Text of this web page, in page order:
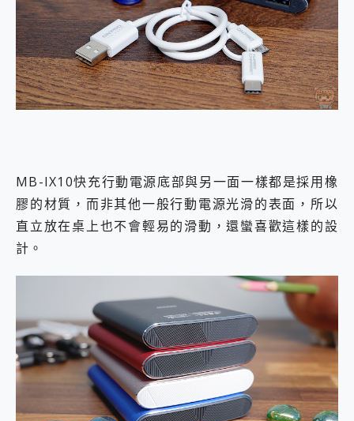
MB-IX10快充行動電源底部與另一面一樣都是採用橡
膠的材質，而非其他一般行動電源光滑的表面，所以
直立放在桌上也不會輕易的滑動，還蠻喜歡這樣的設
計。